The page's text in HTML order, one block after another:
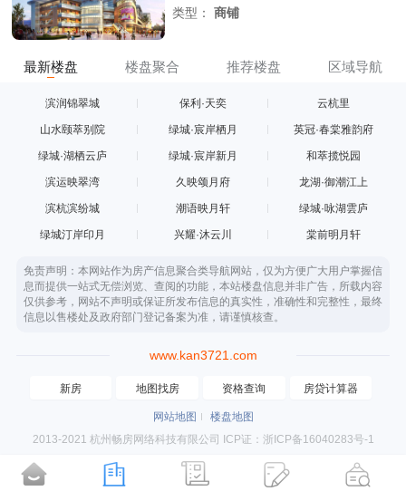
类型：商铺
最新楼盘 楼盘聚合 推荐楼盘 区域导航
滨润锦翠城 保利·天奕 云杭里
山水颐萃别院 绿城·宸岸栖月 英冠·春棠雅韵府
绿城·湖栖云庐 绿城·宸岸新月 和萃揽悦园
滨运映翠湾 久映颂月府 龙湖·御潮江上
滨杭滨纷城 潮语映月轩 绿城·咏湖雲庐
绿城汀岸印月 兴耀·沐云川 棠前明月轩
免责声明：本网站作为房产信息聚合类导航网站，仅为方便广大用户掌握信
息而提供一站式无偿浏览、查阅的功能，本站楼盘信息并非广告，所载内容
仅供参考，网站不声明或保证所发布信息的真实性，准确性和完整性，最终
信息以售楼处及政府部门登记备案为准，请谨慎核查。
www.kan3721.com
新房 地图找房 资格查询 房贷计算器
网站地图
楼盘地图
2013-2021 杭州畅房网络科技有限公司 ICP证：浙ICP备16040283号-1